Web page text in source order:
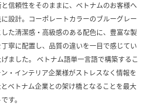
信頼性をそのままに、ベトナムのお客様へ
設計。コーポレートカラーのブルーグレー
た清潔感・高級感のある配色に、豊富な製
寧に配置し、品質の違いを一目で感じてい
ました。 ベトナム語単一言語で構築するこ
・インテリア企業様がストレスなく情報を
ベトナム企業との架け橋となることを最大
す。